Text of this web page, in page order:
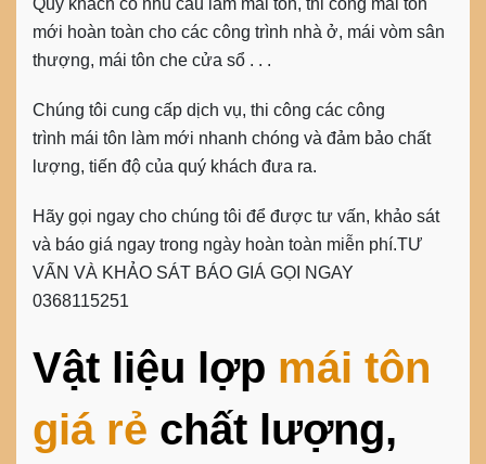
Quý khách có nhu cầu làm mái tôn, thi công mái tôn
mới hoàn toàn cho các công trình nhà ở, mái vòm sân
thượng, mái tôn che cửa sổ . . .
Chúng tôi cung cấp dịch vụ, thi công các công
trình mái tôn làm mới nhanh chóng và đảm bảo chất
lượng, tiến độ của quý khách đưa ra.
Hãy gọi ngay cho chúng tôi để được tư vấn, khảo sát
và báo giá ngay trong ngày hoàn toàn miễn phí.TƯ
VẤN VÀ KHẢO SÁT BÁO GIÁ GỌI NGAY
0368115251
Vật liệu lợp mái tôn
giá rẻ chất lượng,